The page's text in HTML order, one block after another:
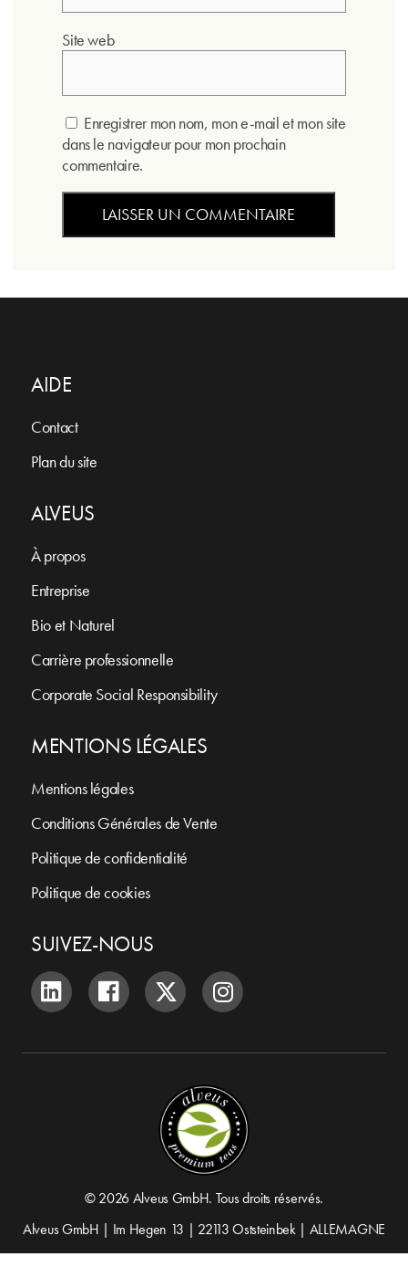
Site web
Enregistrer mon nom, mon e-mail et mon site
dans le navigateur pour mon prochain
commentaire.
AIDE
Contact
Plan du site
ALVEUS
À propos
Entreprise
Bio et Naturel
Carrière professionnelle
Corporate Social Responsibility
MENTIONS LÉGALES
Mentions légales
Conditions Générales de Vente
Politique de confidentialité
Politique de cookies
SUIVEZ-NOUS
© 2026 Alveus GmbH. Tous droits réservés.
Alveus GmbH | Im Hegen 13 | 22113 Oststeinbek | ALLEMAGNE